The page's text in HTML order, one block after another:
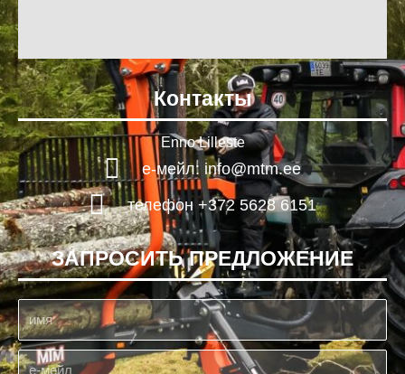
Контакты
Enno Lilleste
е-мейл: info@mtm.ee
телефон +372 5628 6151
ЗАПРОСИТЬ ПРЕДЛОЖЕНИЕ